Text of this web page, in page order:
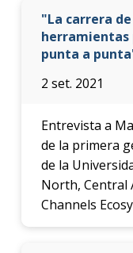
"La carrera
herramientas
punta a
2 set. 2021
Entrevista a
de la primera
de la
North, Central
Channels